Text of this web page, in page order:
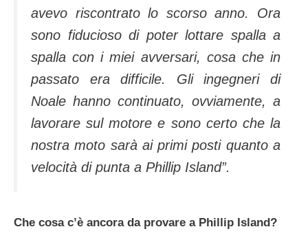
avevo riscontrato lo scorso anno. Ora
sono fiducioso di poter lottare spalla a
spalla con i miei avversari, cosa che in
passato era difficile. Gli ingegneri di
Noale hanno continuato, ovviamente, a
lavorare sul motore e sono certo che la
nostra moto sarà ai primi posti quanto a
velocità di punta a Phillip Island”.
Che cosa c’è ancora da provare a Phillip Island?